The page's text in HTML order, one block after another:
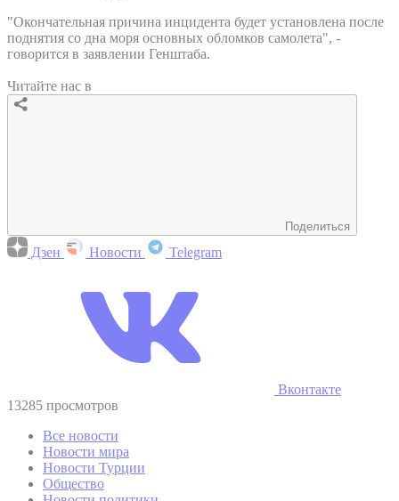
"Окончательная причина инцидента будет установлена после
поднятия со дна моря основных обломков самолета", -
говорится в заявлении Генштаба.
Читайте нас в
Поделиться
Дзен Новости Telegram
Вконтакте
13285 просмотров
Все новости
Новости мира
Новости Турции
Общество